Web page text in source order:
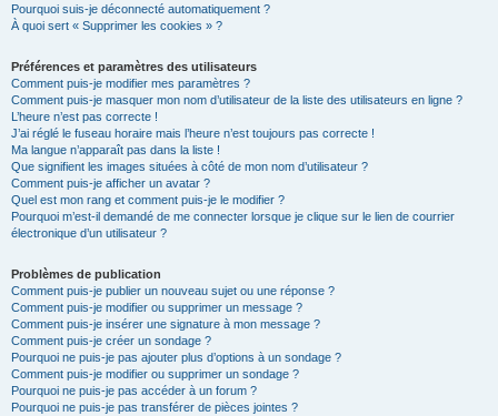
Pourquoi suis-je déconnecté automatiquement ?
À quoi sert « Supprimer les cookies » ?
Préférences et paramètres des utilisateurs
Comment puis-je modifier mes paramètres ?
Comment puis-je masquer mon nom d’utilisateur de la liste des utilisateurs en ligne ?
L’heure n’est pas correcte !
J’ai réglé le fuseau horaire mais l’heure n’est toujours pas correcte !
Ma langue n’apparaît pas dans la liste !
Que signifient les images situées à côté de mon nom d’utilisateur ?
Comment puis-je afficher un avatar ?
Quel est mon rang et comment puis-je le modifier ?
Pourquoi m’est-il demandé de me connecter lorsque je clique sur le lien de courrier
électronique d’un utilisateur ?
Problèmes de publication
Comment puis-je publier un nouveau sujet ou une réponse ?
Comment puis-je modifier ou supprimer un message ?
Comment puis-je insérer une signature à mon message ?
Comment puis-je créer un sondage ?
Pourquoi ne puis-je pas ajouter plus d’options à un sondage ?
Comment puis-je modifier ou supprimer un sondage ?
Pourquoi ne puis-je pas accéder à un forum ?
Pourquoi ne puis-je pas transférer de pièces jointes ?